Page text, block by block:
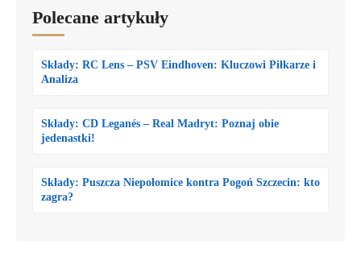
Polecane artykuły
Składy: RC Lens – PSV Eindhoven: Kluczowi Piłkarze i
Analiza
Składy: CD Leganés – Real Madryt: Poznaj obie
jedenastki!
Składy: Puszcza Niepołomice kontra Pogoń Szczecin: kto
zagra?